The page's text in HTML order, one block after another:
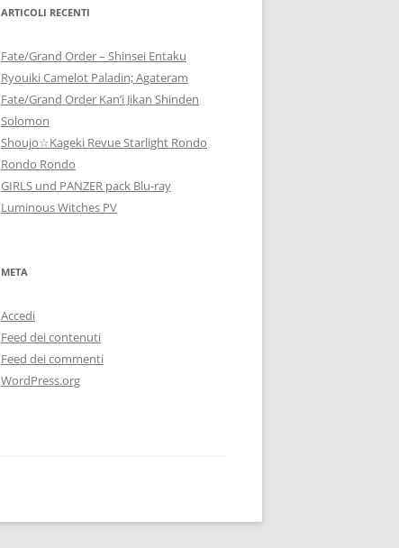
ARTICOLI RECENTI
Fate/Grand Order – Shinsei Entaku
Ryouiki Camelot Paladin; Agateram
Fate/Grand Order Kan’i Jikan Shinden
Solomon
Shoujo☆Kageki Revue Starlight Rondo
Rondo Rondo
GIRLS und PANZER pack Blu-ray
Luminous Witches PV
META
Accedi
Feed dei contenuti
Feed dei commenti
WordPress.org